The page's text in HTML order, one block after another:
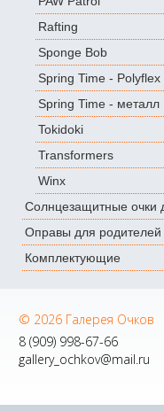
Rafting
Sponge Bob
Spring Time - Polyflex
Spring Time - металл
Tokidoki
Transformers
Winx
Солнцезащитные очки
Оправы для родителей
Комплектующие
© 2026 Галерея Очков
8 (909) 998-67-66
gallery_ochkov@mail.ru